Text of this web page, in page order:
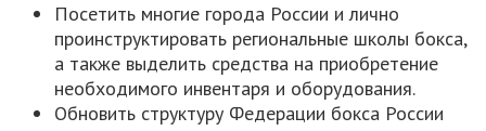
Посетить многие города России и лично
проинструктировать региональные школы бокса,
а также выделить средства на приобретение
необходимого инвентаря и оборудования.
Обновить структуру Федерации бокса России